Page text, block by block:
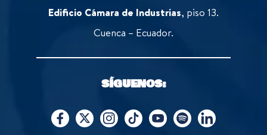
Edificio Cámara de Industrias, piso 13.
Cuenca – Ecuador.
SÍGUENOS: